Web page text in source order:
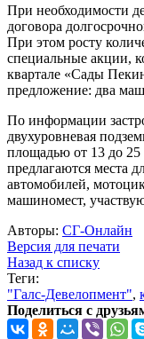
При необходимости
договора
При этом росту
специальные акции,
квартале «Сады
предложение: два
По информации
двухуровневая
площадью от 13 до
предлагаются места
автомобилей,
машиномест,
Авторы: СГ-Онлайн
Версия для печати
Назад к списку
Теги:
"Галс-Девелопмент",
Поделиться с